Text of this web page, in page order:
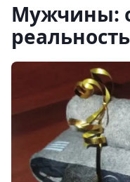
Мужчины:
реальность